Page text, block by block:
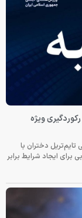
ویژه
دختران با
ایجاد شرایط برابر